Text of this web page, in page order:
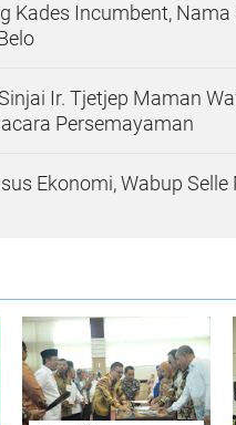
Kades Incumbent,
Ir. Tjetjep Maman
Persemayaman
Ekonomi, Wabup